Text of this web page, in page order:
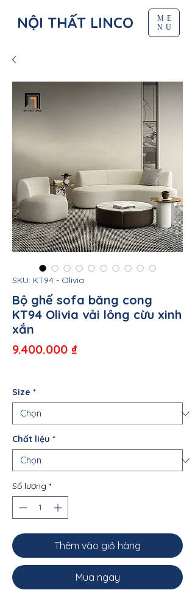
NỘI THẤT LINCO
ME
NU
SKU: KT94 - Olivia
Bộ ghế sofa băng cong
KT94 Olivia vải lông cừu xinh
xắn
9.400.000 ₫Giá
Size *
Chất liệu *
Số lượng *
Thêm vào giỏ hàng
Mua ngay